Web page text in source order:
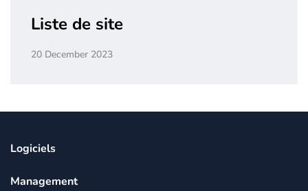
Liste de site
20 December 2023
Logiciels
Management